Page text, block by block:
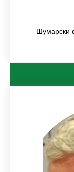
Шумарски